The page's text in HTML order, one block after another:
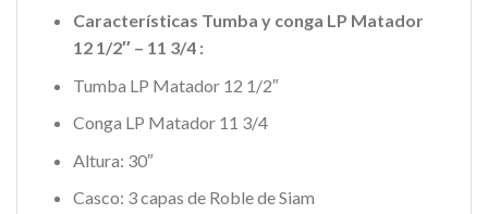
Características Tumba y conga LP Matador
12 1/2″ – 11 3/4 :
Tumba LP Matador 12 1/2″
Conga LP Matador 11 3/4
Altura: 30″
Casco: 3 capas de Roble de Siam